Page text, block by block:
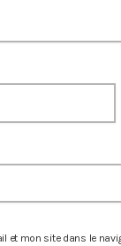
et mon site dans le